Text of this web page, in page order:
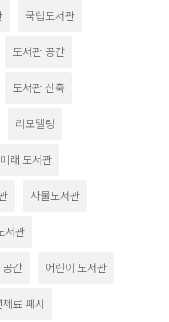
국립도서관
도서관 공간
도서관 신축
리모델링
미래 도서관
사물도서관
서관
공간 어린이 도서관
체료 폐지